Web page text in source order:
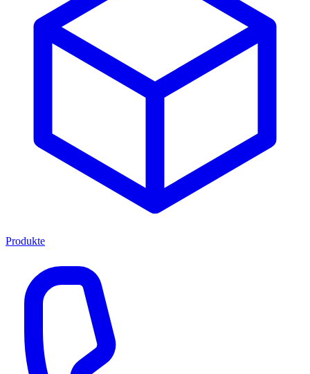
Produkte